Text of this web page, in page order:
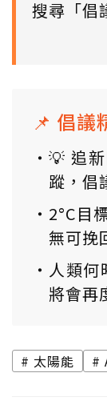
搜尋「倡
📌 倡議
💡 追
蹤，倡
2°C目
無可挽
人類
將會再
太陽能